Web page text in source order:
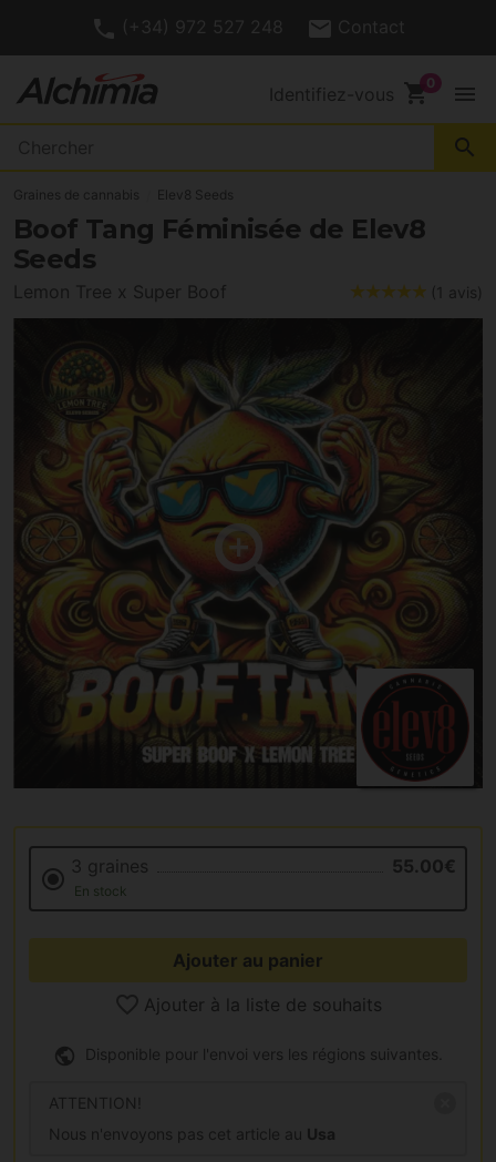
(+34) 972 527 248 Contact
Identifiez-vous shopping_cart menu
search
Graines de cannabis Elev8 Seeds
Boof Tang Féminisée de Elev8
Seeds
Lemon Tree x Super Boof (1 avis)
3 graines 55.00€
En stock
Ajouter au panier
Ajouter à la liste de souhaits
Disponible pour l'envoi vers les régions suivantes.
ATTENTION!
Nous n'envoyons pas cet article au Usa